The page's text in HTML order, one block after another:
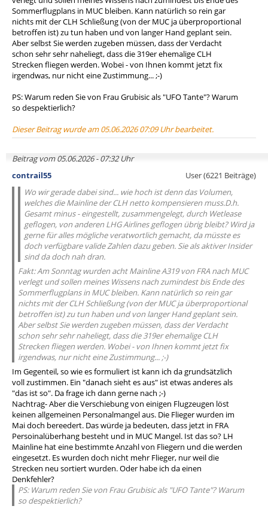
Sommerflugplans in MUC bleiben. Kann natürlich so rein gar
nichts mit der CLH Schließung (von der MUC ja überproportional
betroffen ist) zu tun haben und von langer Hand geplant sein.
Aber selbst Sie werden zugeben müssen, dass der Verdacht
schon sehr sehr naheliegt, dass die 319er ehemalige CLH
Strecken fliegen werden. Wobei - von Ihnen kommt jetzt fix
irgendwas, nur nicht eine Zustimmung... ;-)
PS: Warum reden Sie von Frau Grubisic als "UFO Tante"? Warum
so despektierlich?
Dieser Beitrag wurde am 05.06.2026 07:09 Uhr bearbeitet.
Beitrag vom 05.06.2026 - 07:32 Uhr
contrail55
User (6221 Beiträge)
Wo wir gerade dabei sind... wie hoch ist denn das Volumen,
welches die Mainline der CLH netto kompensieren muss.D.h.
Gesamt minus - eingestellt, zusammengelegt, durch Wetlease
geflogen, von anderen LHG Airlines geflogen übrig bleibt? Wird ja
gerne für alles mögliche veratwortlich gemacht, da müsste es
doch verfügbare valide Zahlen dazu geben. Sie als aktiver Insider
sind da doch nah dran.
Fakt: Am Sonntag wurden acht Mainline A319 von FRA nach MUC
verlegt und sollen meines Wissens nach zumindest bis Ende des
Sommerflugplans in MUC bleiben. Kann natürlich so rein gar
nichts mit der CLH Schließung (von der MUC ja überproportional
betroffen ist) zu tun haben und von langer Hand geplant sein.
Aber selbst Sie werden zugeben müssen, dass der Verdacht
schon sehr sehr naheliegt, dass die 319er ehemalige CLH
Strecken fliegen werden. Wobei - von Ihnen kommt jetzt fix
irgendwas, nur nicht eine Zustimmung... ;-)
Im Gegenteil, so wie es formuliert ist kann ich da grundsätzlich
voll zustimmen. Ein "danach sieht es aus" ist etwas anderes als
"das ist so". Da frage ich dann gerne nach ;-)
Nachtrag- Aber die Verschiebung von einigen Flugzeugen löst
keinen allgemeinen Personalmangel aus. Die Flieger wurden im
Mai doch bereedert. Das würde ja bedeuten, dass jetzt in FRA
Persoinalüberhang besteht und in MUC Mangel. Ist das so? LH
Mainline hat eine bestimmte Anzahl von Fliegern und die werden
eingesetzt. Es wurden doch nicht mehr Flieger, nur weil die
Strecken neu sortiert wurden. Oder habe ich da einen
Denkfehler?
PS: Warum reden Sie von Frau Grubisic als "UFO Tante"? Warum
so despektierlich?